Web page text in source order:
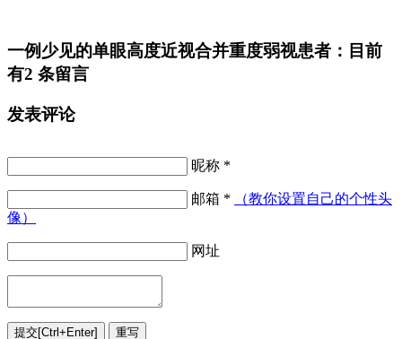
一例少见的单眼高度近视合并重度弱视患者：目前
有2 条留言
发表评论
昵称 *
邮箱 *
（教你设置自己的个性头
像）
网址